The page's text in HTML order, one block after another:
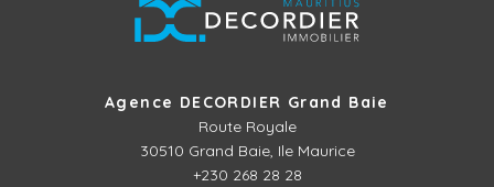
Agence DECORDIER Grand Baie
Route Royale
30510 Grand Baie, Ile Maurice
+230 268 28 28